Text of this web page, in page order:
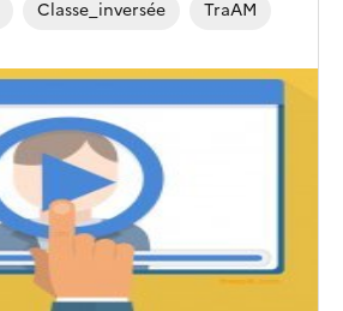
Classe_inversée TraAM